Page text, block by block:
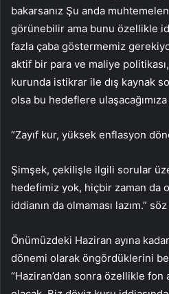
bakarsanız Şu anda
görünebilir ama bunu özellikle
fazla çaba göstermemiz
aktif bir para ve maliye
kurunda istikrar ile dış kaynak
olsa bu hedeflere ulaşacağımıza
“Zayıf kur, yüksek enflasyon
Şimşek, çekilişle ilgili sorular
hedefimiz yok, hiçbir zaman da
iddianın da olmaması lazım.”
Önümüzdeki Haziran ayına
dönemi olarak öngördüklerini
“Haziran’dan sonra özellikle fon